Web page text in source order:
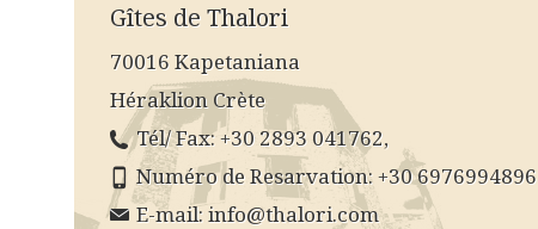
Gîtes de Thalori
70016 Kapetaniana
Héraklion Crète
Tél/ Fax: +30 2893 041762,
Numéro de Resarvation: +30 6976994896
E-mail:info@thalori.com